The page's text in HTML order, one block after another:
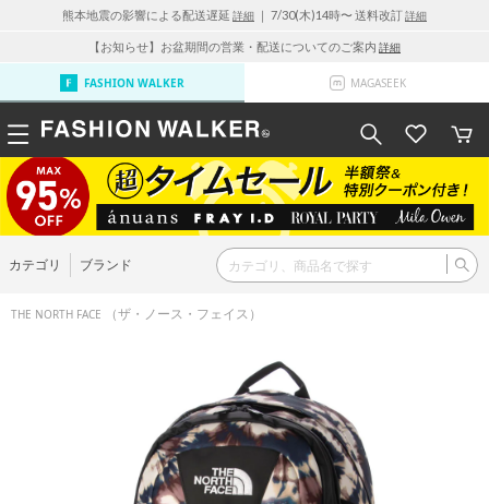
熊本地震の影響による配送遅延 詳細 ｜ 7/30(木)14時〜 送料改訂詳細
【お知らせ】お盆期間の営業・配送についてのご案内 詳細
FASHION WALKER MAGASEEK
カテゴリ ブランド
THE NORTH FACE （ザ・ノース・フェイス）